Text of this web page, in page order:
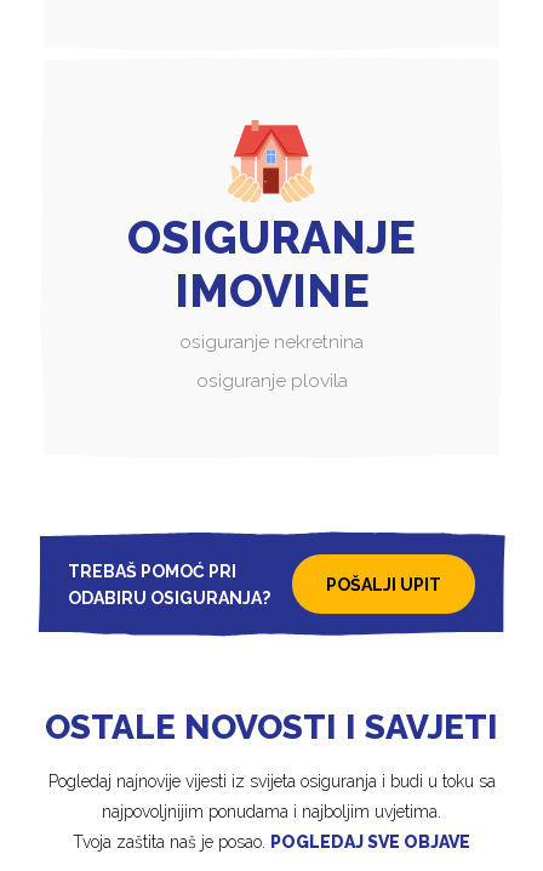
OSIGURANJE
IMOVINE
osiguranje nekretnina
osiguranje plovila
TREBAŠ POMOĆ PRI
ODABIRU OSIGURANJA?
POŠALJI UPIT
OSTALE NOVOSTI I SAVJETI
Pogledaj najnovije vijesti iz svijeta osiguranja i budi u toku sa
najpovoljnijim ponudama i najboljim uvjetima.
Tvoja zaštita naš je posao. POGLEDAJ SVE OBJAVE